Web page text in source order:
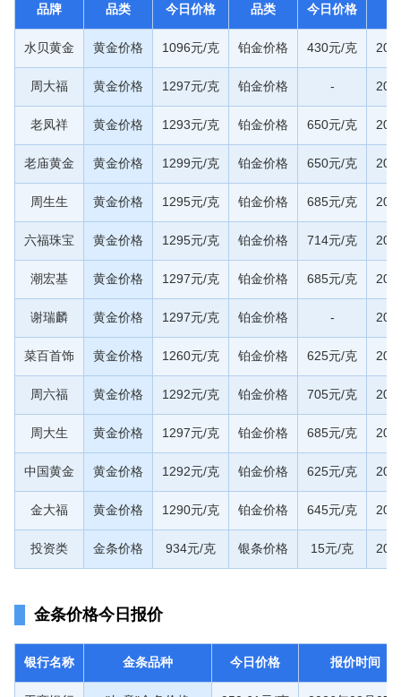
品牌 品类 今日价格 品类 今日价格
水贝黄金 黄金价格 1096元/克 铂金价格 430元/克
周大福 黄金价格 1297元/克 铂金价格 -
老凤祥 黄金价格 1293元/克 铂金价格 650元/克
老庙黄金 黄金价格 1299元/克 铂金价格 650元/克
周生生 黄金价格 1295元/克 铂金价格 685元/克
六福珠宝 黄金价格 1295元/克 铂金价格 714元/克
潮宏基 黄金价格 1297元/克 铂金价格 685元/克
谢瑞麟 黄金价格 1297元/克 铂金价格 -
菜百首饰 黄金价格 1260元/克 铂金价格 625元/克
周六福 黄金价格 1292元/克 铂金价格 705元/克
周大生 黄金价格 1297元/克 铂金价格 685元/克
中国黄金 黄金价格 1292元/克 铂金价格 625元/克
金大福 黄金价格 1290元/克 铂金价格 645元/克
投资类 金条价格 934元/克 银条价格 15元/克
金条价格今日报价
银行名称 金条品种 今日价格 报价时间